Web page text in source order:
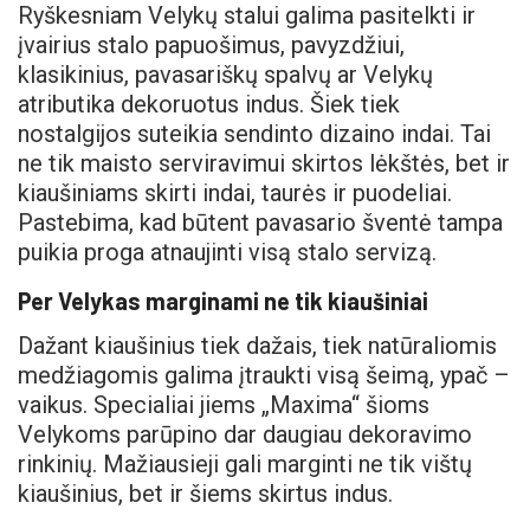
Ryškesniam Velykų stalui galima pasitelkti ir
įvairius stalo papuošimus, pavyzdžiui,
klasikinius, pavasariškų spalvų ar Velykų
atributika dekoruotus indus. Šiek tiek
nostalgijos suteikia sendinto dizaino indai. Tai
ne tik maisto serviravimui skirtos lėkštės, bet ir
kiaušiniams skirti indai, taurės ir puodeliai.
Pastebima, kad būtent pavasario šventė tampa
puikia proga atnaujinti visą stalo servizą.
Per Velykas marginami ne tik kiaušiniai
Dažant kiaušinius tiek dažais, tiek natūraliomis
medžiagomis galima įtraukti visą šeimą, ypač –
vaikus. Specialiai jiems „Maxima“ šioms
Velykoms parūpino dar daugiau dekoravimo
rinkinių. Mažiausieji gali marginti ne tik vištų
kiaušinius, bet ir šiems skirtus indus.